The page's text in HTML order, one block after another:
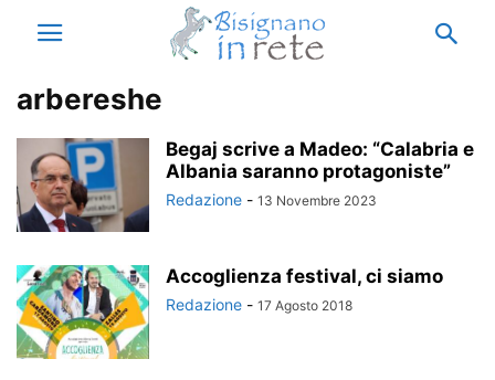
arbereshe
Begaj scrive a Madeo: “Calabria e
Albania saranno protagoniste”
Redazione - 13 Novembre 2023
Accoglienza festival, ci siamo
Redazione - 17 Agosto 2018